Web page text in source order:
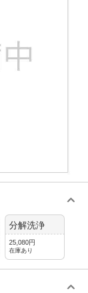
分解洗浄
25,080円
在庫あり